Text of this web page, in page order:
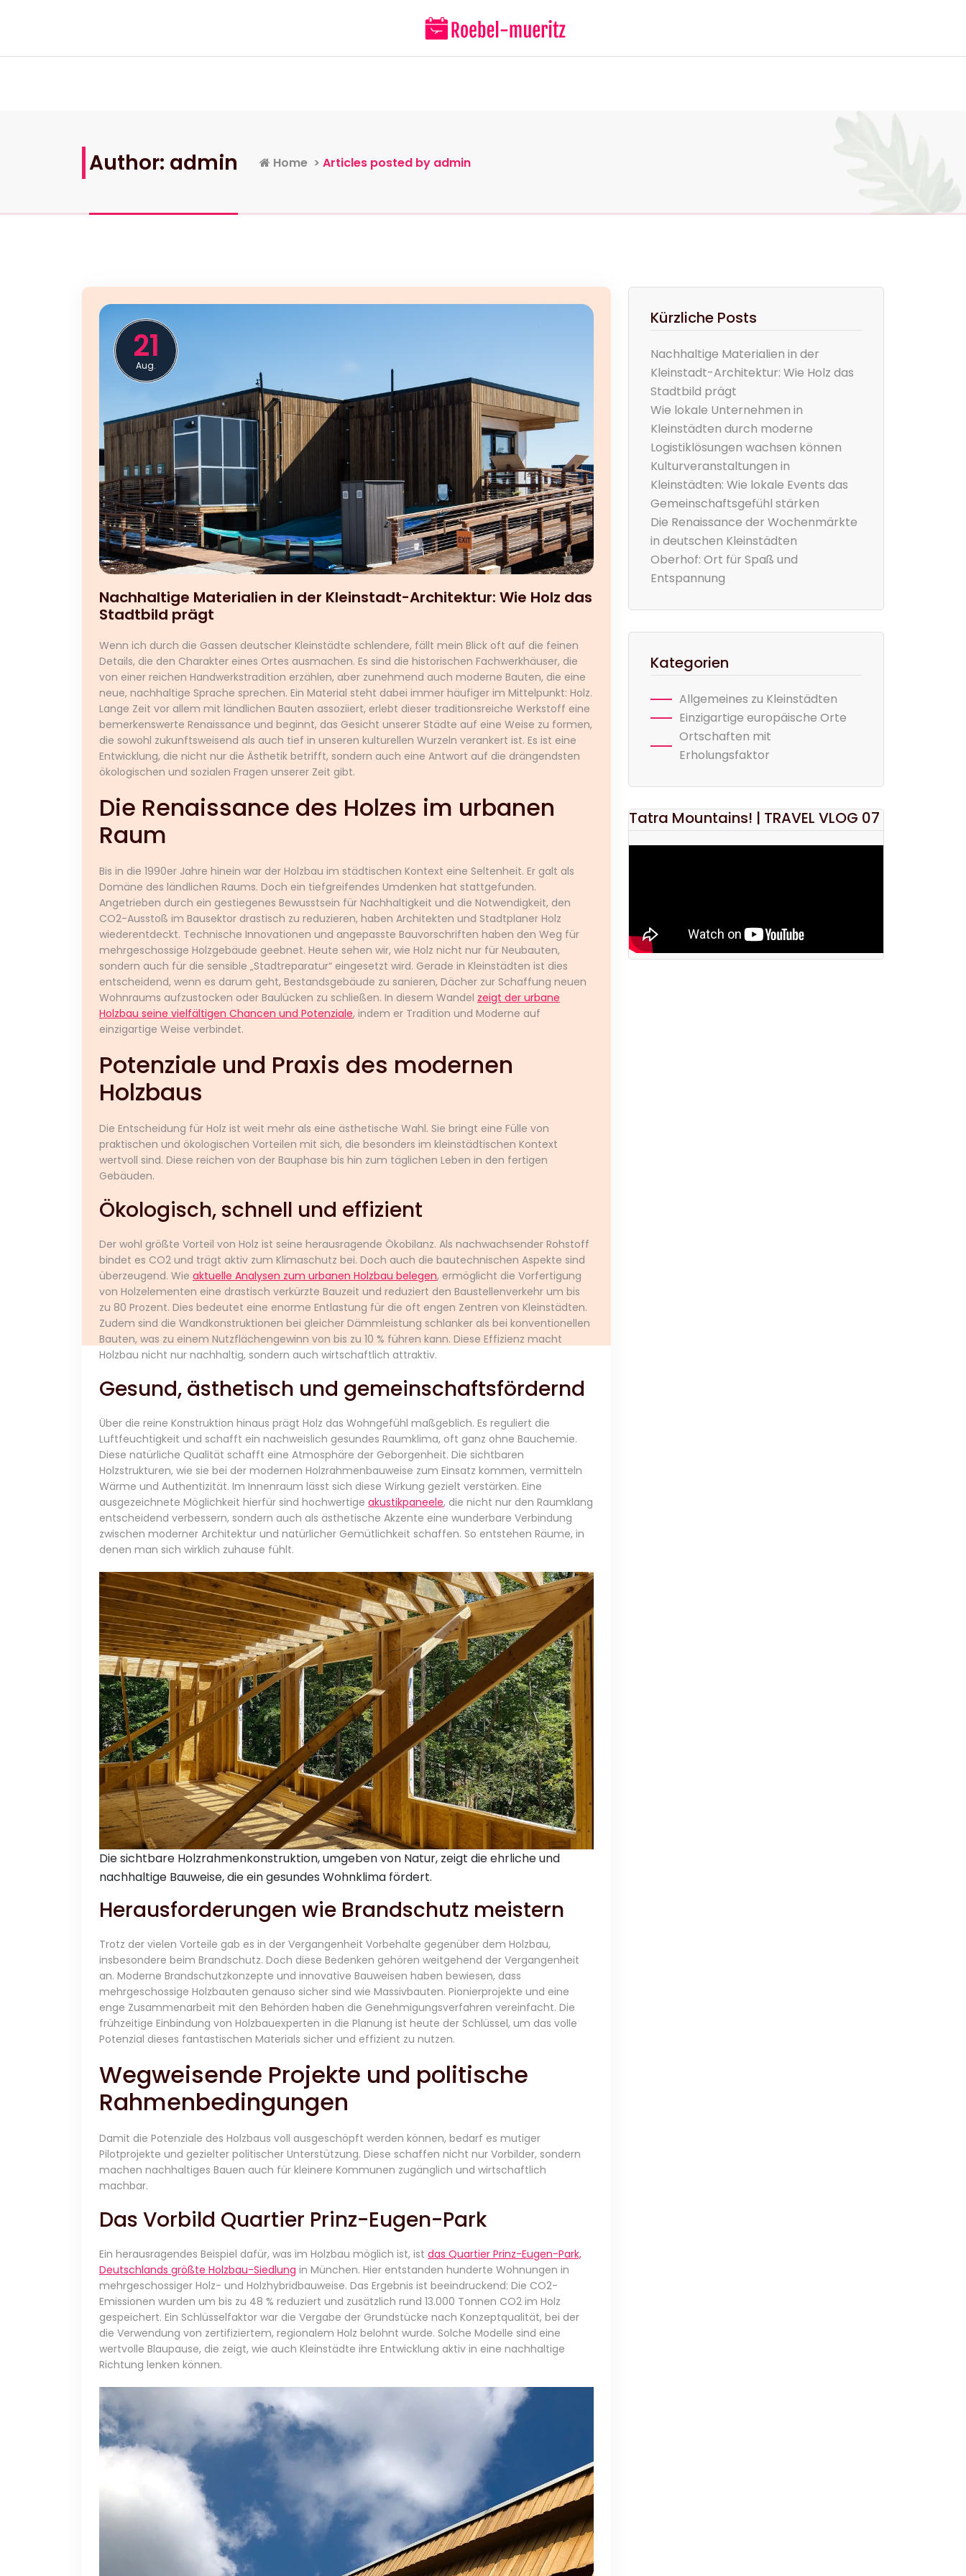
Author: admin Home > Articles posted by admin
21
Aug.
Nachhaltige Materialien in der Kleinstadt-Architektur: Wie Holz das
Stadtbild prägt
Wenn ich durch die Gassen deutscher Kleinstädte schlendere, fällt mein Blick oft auf die feinen
Details, die den Charakter eines Ortes ausmachen. Es sind die historischen Fachwerkhäuser, die
von einer reichen Handwerkstradition erzählen, aber zunehmend auch moderne Bauten, die eine
neue, nachhaltige Sprache sprechen. Ein Material steht dabei immer häufiger im Mittelpunkt: Holz.
Lange Zeit vor allem mit ländlichen Bauten assoziiert, erlebt dieser traditionsreiche Werkstoff eine
bemerkenswerte Renaissance und beginnt, das Gesicht unserer Städte auf eine Weise zu formen,
die sowohl zukunftsweisend als auch tief in unseren kulturellen Wurzeln verankert ist. Es ist eine
Entwicklung, die nicht nur die Ästhetik betrifft, sondern auch eine Antwort auf die drängendsten
ökologischen und sozialen Fragen unserer Zeit gibt.
Die Renaissance des Holzes im urbanen
Raum
Bis in die 1990er Jahre hinein war der Holzbau im städtischen Kontext eine Seltenheit. Er galt als
Domäne des ländlichen Raums. Doch ein tiefgreifendes Umdenken hat stattgefunden.
Angetrieben durch ein gestiegenes Bewusstsein für Nachhaltigkeit und die Notwendigkeit, den
CO2-Ausstoß im Bausektor drastisch zu reduzieren, haben Architekten und Stadtplaner Holz
wiederentdeckt. Technische Innovationen und angepasste Bauvorschriften haben den Weg für
mehrgeschossige Holzgebäude geebnet. Heute sehen wir, wie Holz nicht nur für Neubauten,
sondern auch für die sensible „Stadtreparatur“ eingesetzt wird. Gerade in Kleinstädten ist dies
entscheidend, wenn es darum geht, Bestandsgebäude zu sanieren, Dächer zur Schaffung neuen
Wohnraums aufzustocken oder Baulücken zu schließen. In diesem Wandel zeigt der urbane
Holzbau seine vielfältigen Chancen und Potenziale, indem er Tradition und Moderne auf
einzigartige Weise verbindet.
Potenziale und Praxis des modernen
Holzbaus
Die Entscheidung für Holz ist weit mehr als eine ästhetische Wahl. Sie bringt eine Fülle von
praktischen und ökologischen Vorteilen mit sich, die besonders im kleinstädtischen Kontext
wertvoll sind. Diese reichen von der Bauphase bis hin zum täglichen Leben in den fertigen
Gebäuden.
Ökologisch, schnell und effizient
Der wohl größte Vorteil von Holz ist seine herausragende Ökobilanz. Als nachwachsender Rohstoff
bindet es CO2 und trägt aktiv zum Klimaschutz bei. Doch auch die bautechnischen Aspekte sind
überzeugend. Wie aktuelle Analysen zum urbanen Holzbau belegen, ermöglicht die Vorfertigung
von Holzelementen eine drastisch verkürzte Bauzeit und reduziert den Baustellenverkehr um bis
zu 80 Prozent. Dies bedeutet eine enorme Entlastung für die oft engen Zentren von Kleinstädten.
Zudem sind die Wandkonstruktionen bei gleicher Dämmleistung schlanker als bei konventionellen
Bauten, was zu einem Nutzflächengewinn von bis zu 10 % führen kann. Diese Effizienz macht
Holzbau nicht nur nachhaltig, sondern auch wirtschaftlich attraktiv.
Gesund, ästhetisch und gemeinschaftsfördernd
Über die reine Konstruktion hinaus prägt Holz das Wohngefühl maßgeblich. Es reguliert die
Luftfeuchtigkeit und schafft ein nachweislich gesundes Raumklima, oft ganz ohne Bauchemie.
Diese natürliche Qualität schafft eine Atmosphäre der Geborgenheit. Die sichtbaren
Holzstrukturen, wie sie bei der modernen Holzrahmenbauweise zum Einsatz kommen, vermitteln
Wärme und Authentizität. Im Innenraum lässt sich diese Wirkung gezielt verstärken. Eine
ausgezeichnete Möglichkeit hierfür sind hochwertige akustikpaneele, die nicht nur den Raumklang
entscheidend verbessern, sondern auch als ästhetische Akzente eine wunderbare Verbindung
zwischen moderner Architektur und natürlicher Gemütlichkeit schaffen. So entstehen Räume, in
denen man sich wirklich zuhause fühlt.
Die sichtbare Holzrahmenkonstruktion, umgeben von Natur, zeigt die ehrliche und
nachhaltige Bauweise, die ein gesundes Wohnklima fördert.
Herausforderungen wie Brandschutz meistern
Trotz der vielen Vorteile gab es in der Vergangenheit Vorbehalte gegenüber dem Holzbau,
insbesondere beim Brandschutz. Doch diese Bedenken gehören weitgehend der Vergangenheit
an. Moderne Brandschutzkonzepte und innovative Bauweisen haben bewiesen, dass
mehrgeschossige Holzbauten genauso sicher sind wie Massivbauten. Pionierprojekte und eine
enge Zusammenarbeit mit den Behörden haben die Genehmigungsverfahren vereinfacht. Die
frühzeitige Einbindung von Holzbauexperten in die Planung ist heute der Schlüssel, um das volle
Potenzial dieses fantastischen Materials sicher und effizient zu nutzen.
Wegweisende Projekte und politische
Rahmenbedingungen
Damit die Potenziale des Holzbaus voll ausgeschöpft werden können, bedarf es mutiger
Pilotprojekte und gezielter politischer Unterstützung. Diese schaffen nicht nur Vorbilder, sondern
machen nachhaltiges Bauen auch für kleinere Kommunen zugänglich und wirtschaftlich
machbar.
Das Vorbild Quartier Prinz-Eugen-Park
Ein herausragendes Beispiel dafür, was im Holzbau möglich ist, ist das Quartier Prinz-Eugen-Park,
Deutschlands größte Holzbau-Siedlung in München. Hier entstanden hunderte Wohnungen in
mehrgeschossiger Holz- und Holzhybridbauweise. Das Ergebnis ist beeindruckend: Die CO2-
Emissionen wurden um bis zu 48 % reduziert und zusätzlich rund 13.000 Tonnen CO2 im Holz
gespeichert. Ein Schlüsselfaktor war die Vergabe der Grundstücke nach Konzeptqualität, bei der
die Verwendung von zertifiziertem, regionalem Holz belohnt wurde. Solche Modelle sind eine
wertvolle Blaupause, die zeigt, wie auch Kleinstädte ihre Entwicklung aktiv in eine nachhaltige
Richtung lenken können.
Kürzliche Posts
Nachhaltige Materialien in der
Kleinstadt-Architektur: Wie Holz das
Stadtbild prägt
Wie lokale Unternehmen in
Kleinstädten durch moderne
Logistiklösungen wachsen können
Kulturveranstaltungen in
Kleinstädten: Wie lokale Events das
Gemeinschaftsgefühl stärken
Die Renaissance der Wochenmärkte
in deutschen Kleinstädten
Oberhof: Ort für Spaß und
Entspannung
Kategorien
Allgemeines zu Kleinstädten
Einzigartige europäische Orte
Ortschaften mit
Erholungsfaktor
Tatra Mountains! | TRAVEL VLOG 07